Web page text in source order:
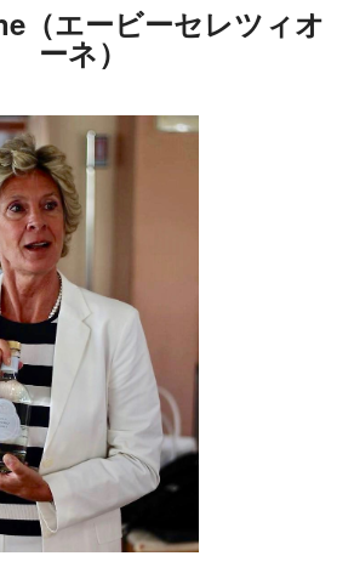
（エービーセレツィオ
ーネ）